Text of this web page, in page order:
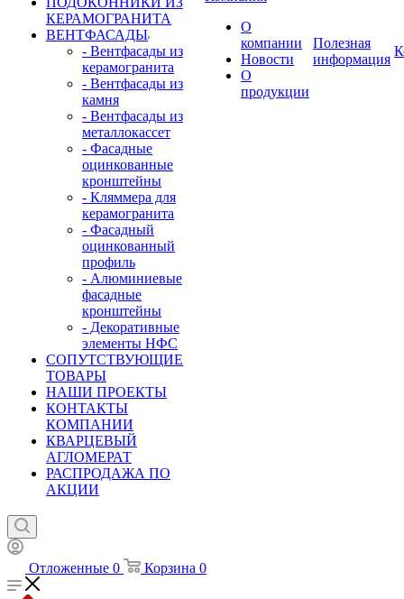
КЕРАМОГРАНИТА
ВЕНТФАСАДЫ
- Вентфасады из
керамогранита
- Вентфасады из
камня
- Вентфасады из
металлокассет
- Фасадные
оцинкованные
кронштейны
- Кляммера для
керамогранита
- Фасадный
оцинкованный
профиль
- Алюминиевые
фасадные
кронштейны
- Декоративные
элементы НФС
СОПУТСТВУЮЩИЕ
ТОВАРЫ
НАШИ ПРОЕКТЫ
КОНТАКТЫ
КОМПАНИИ
КВАРЦЕВЫЙ
АГЛОМЕРАТ
РАСПРОДАЖА ПО
АКЦИИ
О
компании
Новости
О
продукции
Полезная
информация
Отложенные 0 Корзина 0